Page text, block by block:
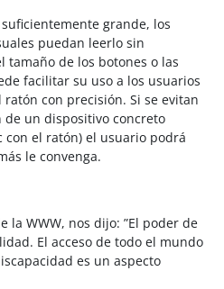
grande, los
puedan leerlo sin
tamaño de los botones o las
facilitar su uso a los usuarios
con precisión. Si se evitan
de un dispositivo concreto
el ratón) el usuario podrá
le convenga.
la WWW, nos dijo: ”El poder de
El acceso de todo el mundo
es un aspecto